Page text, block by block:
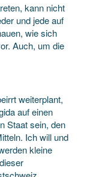
kann nicht
und jede auf
wie sich
Auch, um die
weiterplant,
auf einen
Staat sein, den
Ich will und
kleine